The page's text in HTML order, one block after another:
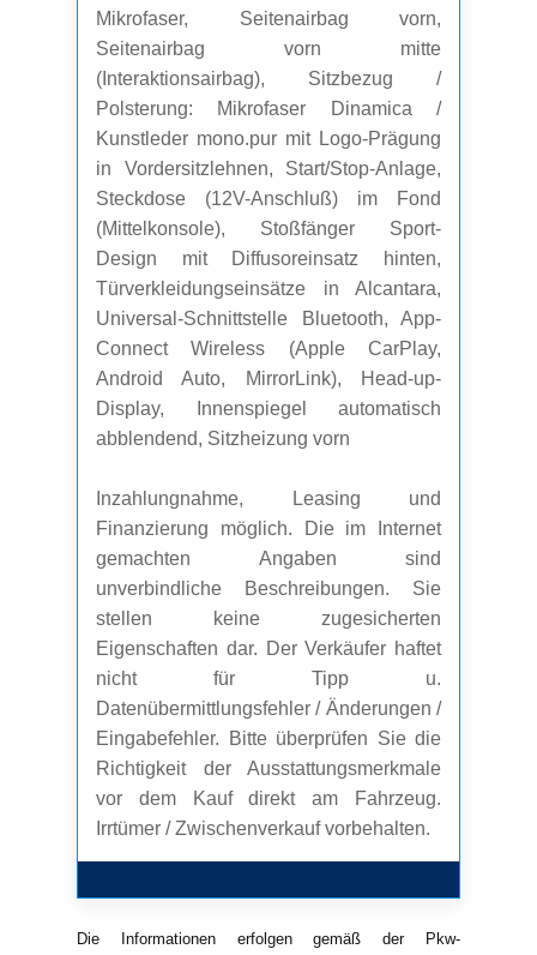
Mikrofaser, Seitenairbag vorn,
Seitenairbag vorn mitte
(Interaktionsairbag), Sitzbezug /
Polsterung: Mikrofaser Dinamica /
Kunstleder mono.pur mit Logo-Prägung
in Vordersitzlehnen, Start/Stop-Anlage,
Steckdose (12V-Anschluß) im Fond
(Mittelkonsole), Stoßfänger Sport-
Design mit Diffusoreinsatz hinten,
Türverkleidungseinsätze in Alcantara,
Universal-Schnittstelle Bluetooth, App-
Connect Wireless (Apple CarPlay,
Android Auto, MirrorLink), Head-up-
Display, Innenspiegel automatisch
abblendend, Sitzheizung vorn
Inzahlungnahme, Leasing und
Finanzierung möglich. Die im Internet
gemachten Angaben sind
unverbindliche Beschreibungen. Sie
stellen keine zugesicherten
Eigenschaften dar. Der Verkäufer haftet
nicht für Tipp u.
Datenübermittlungsfehler / Änderungen /
Eingabefehler. Bitte überprüfen Sie die
Richtigkeit der Ausstattungsmerkmale
vor dem Kauf direkt am Fahrzeug.
Irrtümer / Zwischenverkauf vorbehalten.
Die Informationen erfolgen gemäß der Pkw-